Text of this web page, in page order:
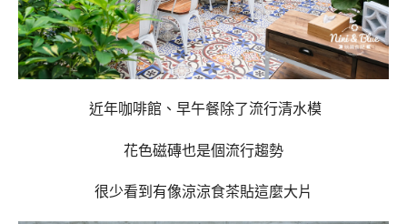
近年咖啡館、早午餐除了流行清水模
花色磁磚也是個流行趨勢
很少看到有像涼涼食茶貼這麼大片